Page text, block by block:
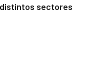
sectores